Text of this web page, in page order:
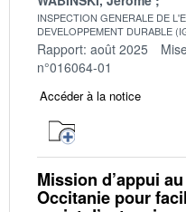
INSPECTION GENERALE DE
DEVELOPPEMENT DURABLE
Rapport: août 2025
n°016064-01
Accéder à la notice
Mission d’appui
Occitanie pour